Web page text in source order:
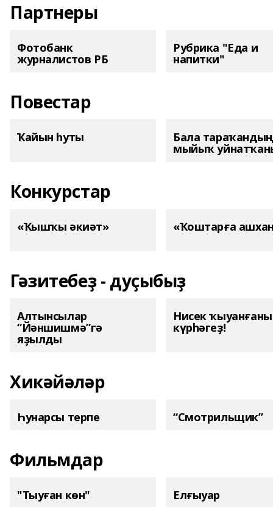
Партнеры
Фотобанк
журналистов РБ
Рубрика "Еда и
напитки"
Повестар
Ҡайын һуты Бала тараҡандың
мыйыҡ
Конкурстар
«Ҡышҡы әкиәт» «Ҡоштарға
Гәзитебеҙ - дуҫыбыҙ
Алтынсылар
“Йәншишмә”гә
яҙылды
Нисек
күрһәгеҙ!
Хикәйәләр
Һунарсы терпе “Смотрильщик”
Фильмдар
"Тыуған көн" Елғыуар